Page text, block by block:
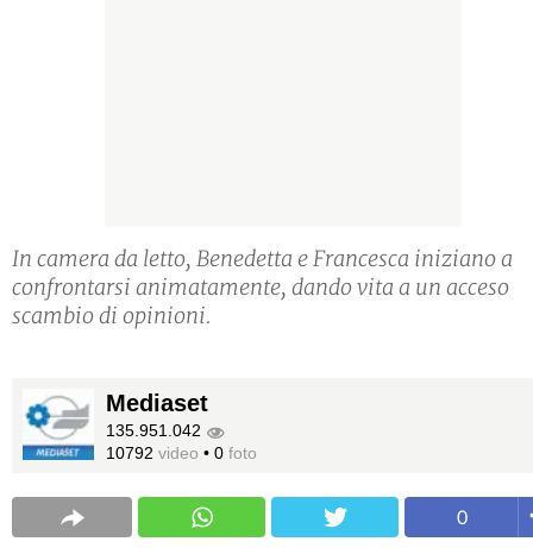
In camera da letto, Benedetta e Francesca iniziano a
confrontarsi animatamente, dando vita a un acceso
scambio di opinioni.
Mediaset
135.951.042
10792 video • 0 foto
0